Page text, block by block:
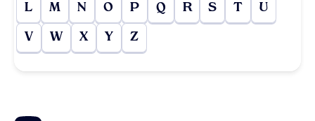
L M N O P Q R S T U
V W X Y Z